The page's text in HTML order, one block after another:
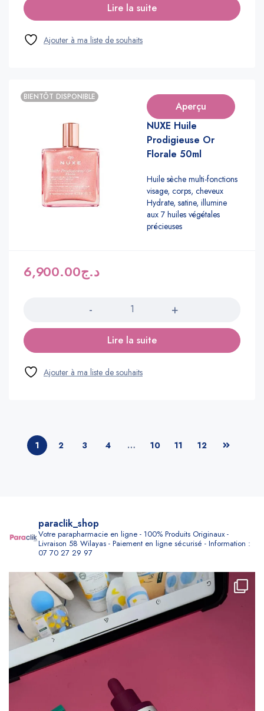
Lire la suite
BIENTÔT DISPONIBLE
Aperçu
NUXE Huile
Prodigieuse Or
Florale 50ml
Huile sèche multi-fonctions
visage, corps, cheveux
Hydrate, satine, illumine
aux 7 huiles végétales
précieuses
د.ج6,900.00
Lire la suite
1 2 3 4 … 10 11 12
paraclik_shop
Votre parapharmacie en ligne - 100% Produits Originaux -
Livraison 58 Wilayas - Paiement en ligne sécurisé - Information :
07 70 27 29 97